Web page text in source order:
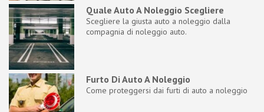
Quale Auto A Noleggio Scegliere
Scegliere la giusta auto a noleggio dalla
compagnia di noleggio auto.
Furto Di Auto A Noleggio
Come proteggersi dai furti di auto a noleggio